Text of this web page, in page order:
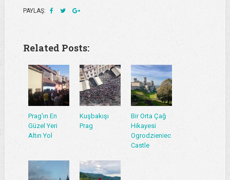
PAYLAŞ:
Related Posts:
Prag'ın En
Güzel Yeri
Altın Yol
Kuşbakışı
Prag
Bir Orta Çağ
Hikayesi
Ogrodzieniec
Castle